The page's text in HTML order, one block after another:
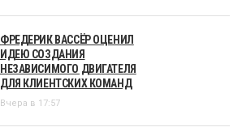
ФРЕДЕРИК ВАССЁР ОЦЕНИЛ
ИДЕЮ СОЗДАНИЯ
НЕЗАВИСИМОГО ДВИГАТЕЛЯ
ДЛЯ КЛИЕНТСКИХ КОМАНД
Вчера в 17:57